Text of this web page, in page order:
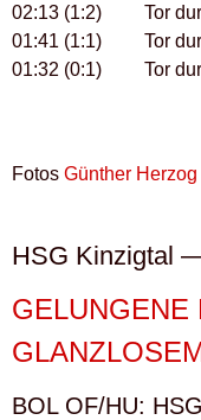
02:13 (1:2) Tor
01:41 (1:1) Tor
01:32 (0:1) Tor
Fotos Günther Herzog
HSG Kinzigtal
GELUNGENE
BOL OF/HU: